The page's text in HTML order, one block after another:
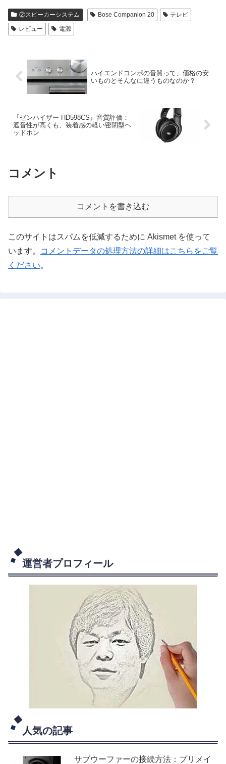
②スピーカーシステム Bose Companion 20
テレビ
レビュー
電源
ハイエンドコンポの音質って、価格の安
いものとそんなに違うものなのか？
『ゼンハイザー HD598CS』音質評価：
遮音性が高くも、装着感の軽い密閉型ヘ
ッドホン
コメント
コメントを書き込む
このサイトはスパムを低減するために Akismet を使って
います。
コメントデータの処理方法の詳細はこちらをご覧
ください。
運営者プロフィール
人気の記事
サブウーファーの接続方法：プリメイ